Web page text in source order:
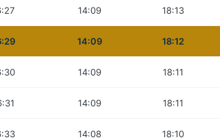
14:09 18:13
14:09 18:12
14:09 18:11
14:09 18:11
14:08 18:10